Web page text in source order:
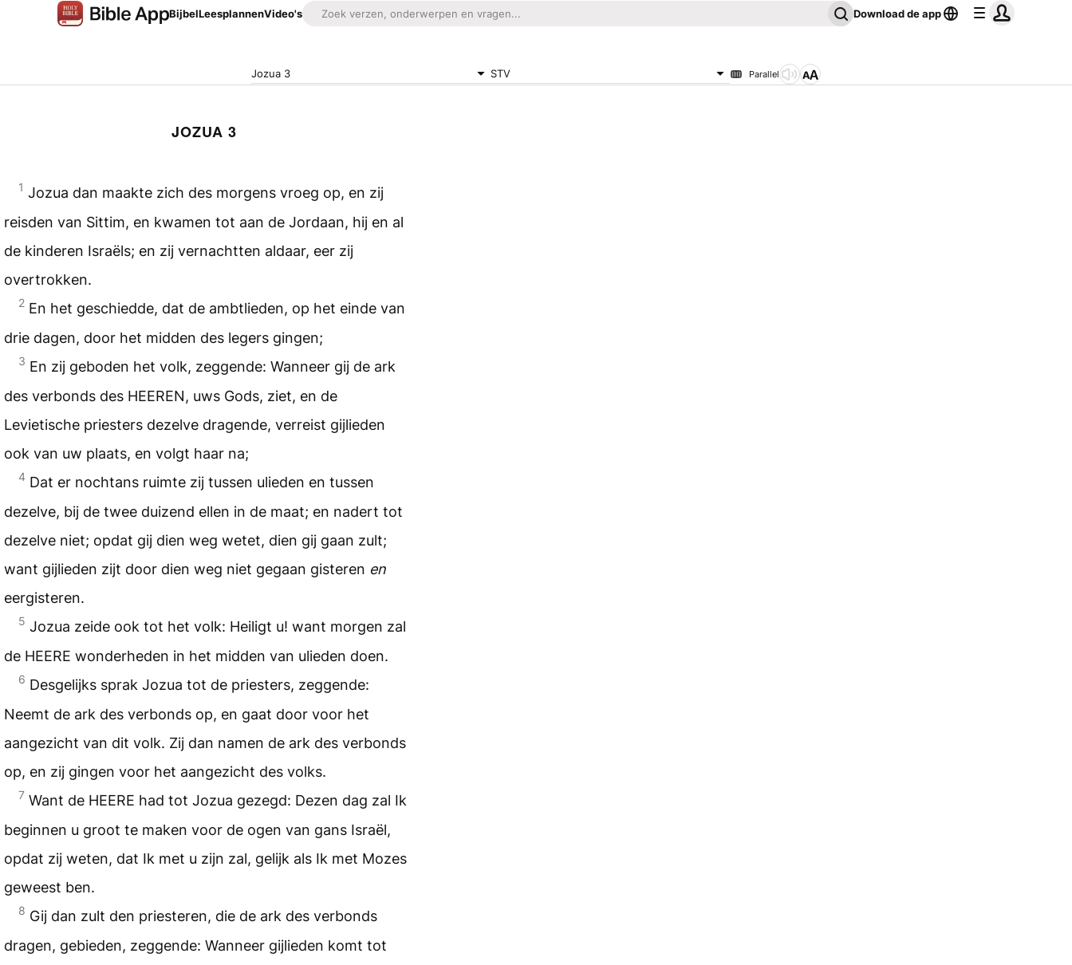
BijbelLeesplannenVideo's Download de app
Jozua 3 STV Parallel
JOZUA 3
1 Jozua dan maakte zich des morgens vroeg op, en zij
reisden van Sittim, en kwamen tot aan de Jordaan, hij en al
de kinderen Israëls; en zij vernachtten aldaar, eer zij
overtrokken.
2 En het geschiedde, dat de ambtlieden, op het einde van
drie dagen, door het midden des legers gingen;
3 En zij geboden het volk, zeggende: Wanneer gij de ark
des verbonds des HEEREN, uws Gods, ziet, en de
Levietische priesters dezelve dragende, verreist gijlieden
ook van uw plaats, en volgt haar na;
4 Dat er nochtans ruimte zij tussen ulieden en tussen
dezelve, bij de twee duizend ellen in de maat; en nadert tot
dezelve niet; opdat gij dien weg wetet, dien gij gaan zult;
want gijlieden zijt door dien weg niet gegaan gisteren en
eergisteren.
5 Jozua zeide ook tot het volk: Heiligt u! want morgen zal
de HEERE wonderheden in het midden van ulieden doen.
6 Desgelijks sprak Jozua tot de priesters, zeggende:
Neemt de ark des verbonds op, en gaat door voor het
aangezicht van dit volk. Zij dan namen de ark des verbonds
op, en zij gingen voor het aangezicht des volks.
7 Want de HEERE had tot Jozua gezegd: Dezen dag zal Ik
beginnen u groot te maken voor de ogen van gans Israël,
opdat zij weten, dat Ik met u zijn zal, gelijk als Ik met Mozes
geweest ben.
8 Gij dan zult den priesteren, die de ark des verbonds
dragen, gebieden, zeggende: Wanneer gijlieden komt tot